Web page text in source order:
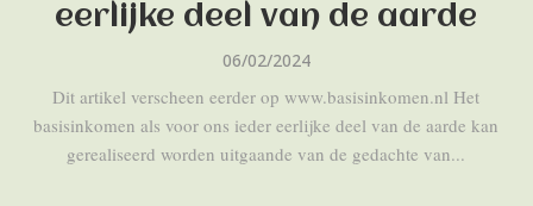
eerlijke deel van de aarde
06/02/2024
Dit artikel verscheen eerder op www.basisinkomen.nl Het
basisinkomen als voor ons ieder eerlijke deel van de aarde kan
gerealiseerd worden uitgaande van de gedachte van...